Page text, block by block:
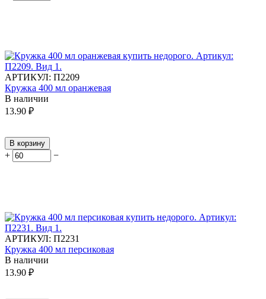
АРТИКУЛ: П2209
Кружка 400 мл оранжевая
В наличии
13.90 ₽
В корзину
+ −
АРТИКУЛ: П2231
Кружка 400 мл персиковая
В наличии
13.90 ₽